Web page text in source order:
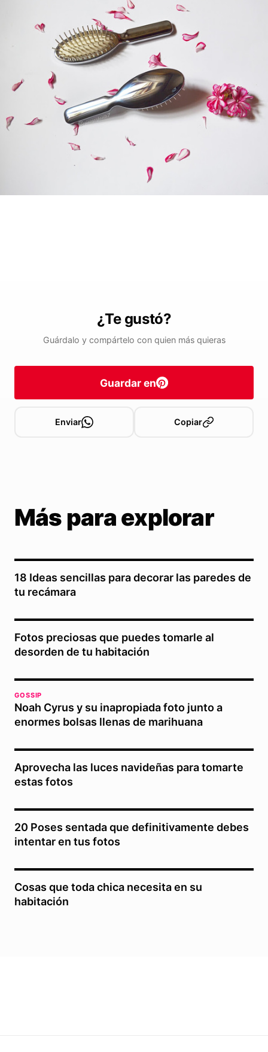
¿Te gustó?
Guárdalo y compártelo con quien más quieras
Guardar en
Enviar Copiar
Más para explorar
18 Ideas sencillas para decorar las paredes de
tu recámara
Fotos preciosas que puedes tomarle al
desorden de tu habitación
GOSSIP
Noah Cyrus y su inapropiada foto junto a
enormes bolsas llenas de marihuana
Aprovecha las luces navideñas para tomarte
estas fotos
20 Poses sentada que definitivamente debes
intentar en tus fotos
Cosas que toda chica necesita en su
habitación